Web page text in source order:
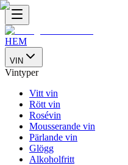
HEM
VIN
Vintyper
Vitt vin
Rött vin
Rosévin
Mousserande vin
Pärlande vin
Glögg
Alkoholfritt